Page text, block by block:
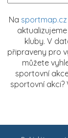
Na sportmap.cz
kluby. V
připraveny pro
můžete
sportovní
sportovní akci?